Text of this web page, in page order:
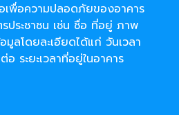
พื่อความปลอดภัยของอาคาร
ประชาชน เช่น ชื่อ ที่อยู่ ภาพ
ลโดยละเอียดได้แก่ วันเวลา
ระยะเวลาที่อยู่ในอาคาร